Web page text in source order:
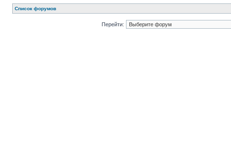
Список форумов
Перейти: